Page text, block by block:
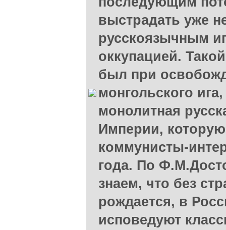
выстрадать уже
русскоязычным
оккупацией.
был при
монгольского
монолитная
Империи,
коммунисты-
года. По
знаем, что без
рождается, в
исповедуют